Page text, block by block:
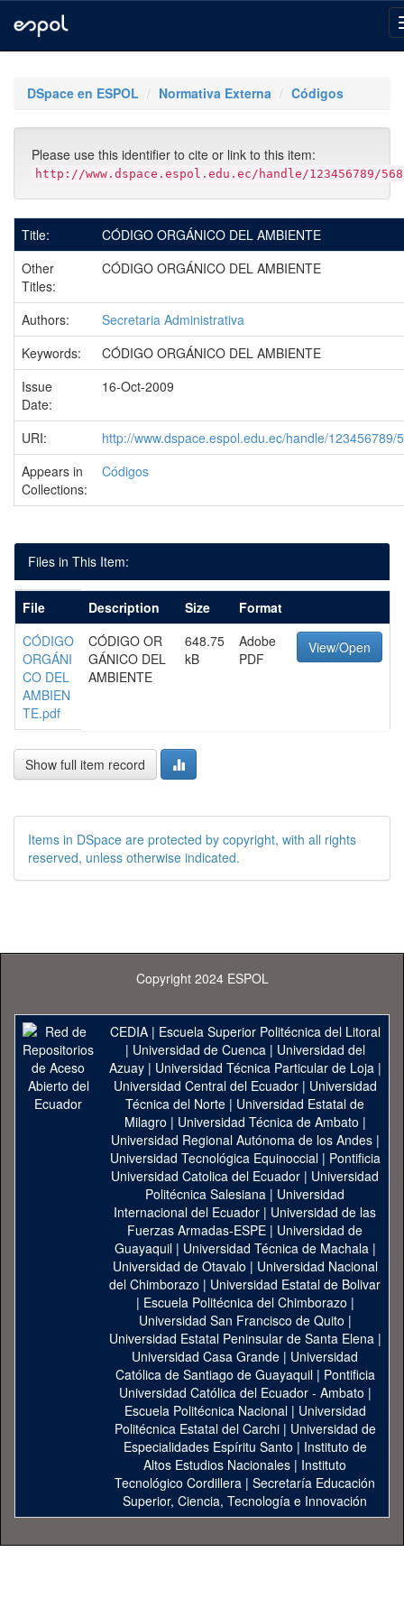
navigationDSpace en ESPOL Normativa Externa Códigos
Please use this identifier to cite or link to this item:
http://www.dspace.espol.edu.ec/handle/123456789/
Title:
CÓDIGO ORGÁNICO DEL AMBIENTE
Other
Titles:
CÓDIGO ORGÁNICO DEL AMBIENTE
Authors:
Secretaria Administrativa
Keywords:
CÓDIGO ORGÁNICO DEL AMBIENTE
Issue
Date:
16-Oct-2009
URI:
http://www.dspace.espol.edu.ec/handle/123456789/
Appears in
Collections:
Códigos
Files in This Item:
File Description Size
Format
CÓDIGO
ORGÁNI
CO DEL
AMBIEN
TE.pdf
CÓDIGO OR
GÁNICO DEL
AMBIENTE
648.75
kB
Adobe
PDF
View/Open
Show full item record
Items in DSpace are protected by copyright, with all rights
reserved, unless otherwise indicated.
Copyright 2024 ESPOL
CEDIA| Escuela Superior Politécnica del Litoral
| Universidad de Cuenca| Universidad del
Azuay| Universidad Técnica Particular de Loja|
Universidad Central del Ecuador| Universidad
Técnica del Norte | Universidad Estatal de
Milagro | Universidad Técnica de Ambato |
Universidad Regional Autónoma de los Andes|
Universidad Tecnológica Equinoccial| Pontificia
Universidad Catolica del Ecuador | Universidad
Politécnica Salesiana | Universidad
Internacional del Ecuador | Universidad de las
Fuerzas Armadas-ESPE | Universidad de
Guayaquil| Universidad Técnica de Machala|
Universidad de Otavalo | Universidad Nacional
del Chimborazo | Universidad Estatal de Bolivar
| Escuela Politécnica del Chimborazo |
Universidad San Francisco de Quito |
Universidad Estatal Peninsular de Santa Elena|
Universidad Casa Grande | Universidad
Católica de Santiago de Guayaquil| Pontificia
Universidad Católica del Ecuador - Ambato |
Escuela Politécnica Nacional| Universidad
Politécnica Estatal del Carchi| Universidad de
Especialidades Espíritu Santo | Instituto de
Altos Estudios Nacionales | Instituto
Tecnológico Cordillera | Secretaría Educación
Superior, Ciencia, Tecnología e Innovación